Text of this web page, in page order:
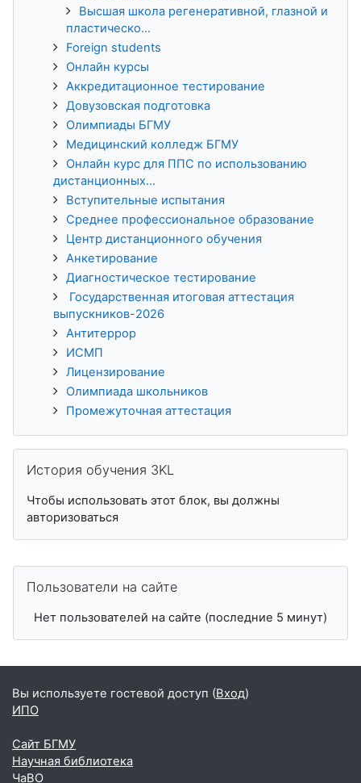
Высшая школа регенеративной, глазной и
пластическо...
Foreign students
Онлайн курсы
Аккредитационное тестирование
Довузовская подготовка
Олимпиады БГМУ
Медицинский колледж БГМУ
Онлайн курс для ППС по использованию
дистанционных...
Вступительные испытания
Среднее профессиональное образование
Центр дистанционного обучения
Анкетирование
Диагностическое тестирование
Государственная итоговая аттестация
выпускников-2026
Антитеррор
ИСМП
Лицензирование
Олимпиада школьников
Промежуточная аттестация
История обучения 3KL
Чтобы использовать этот блок, вы должны
авторизоваться
Пользователи на сайте
Нет пользователей на сайте (последние 5 минут)
Вы используете гостевой доступ (Вход)
ИПО
Сайт БГМУ
Научная библиотека
ЧаВО